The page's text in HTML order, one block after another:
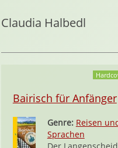
Claudia Halbedl
Bairisch für Anfänger
Genre: Reisen
Sprachen